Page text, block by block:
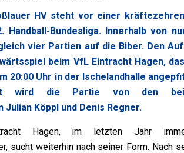
HV steht vor einer
Handball-Bundesliga. Innerhalb von
vier Partien auf die Biber. Den
beim VfL Eintracht Hagen,
20:00 Uhr in der Ischelandhalle
wird die Partie von den
Köppl und Denis Regner.
Hagen, im letzten Jahr
sucht weiterhin nach seiner Form. Nach